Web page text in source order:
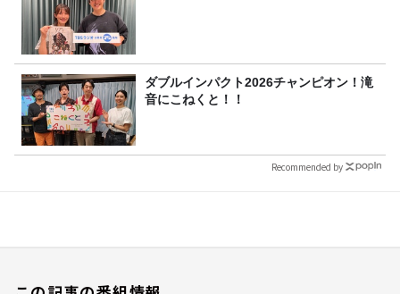
ダブルインパクト2026チャンピオン！滝
音にこねくと！！
Recommended by